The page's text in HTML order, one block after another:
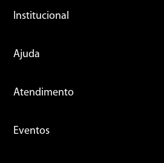
Institucional
Ajuda
Atendimento
Eventos